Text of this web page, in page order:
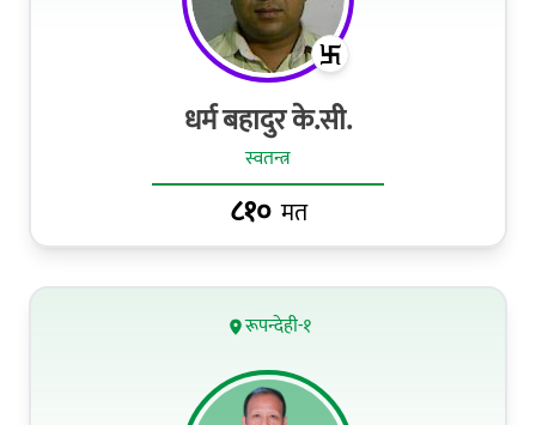
धर्म बहादुर के.सी.
स्वतन्त्र
८१० मत
रूपन्देही-१